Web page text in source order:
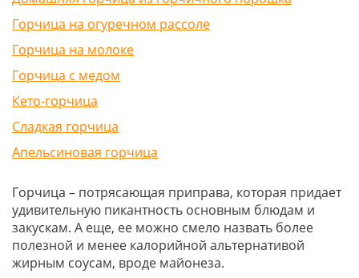
Горчица на огуречном рассоле
Горчица на молоке
Горчица с медом
Кето-горчица
Сладкая горчица
Апельсиновая горчица
Горчица – потрясающая приправа, которая придает
удивительную пикантность основным блюдам и
закускам. А еще, ее можно смело назвать более
полезной и менее калорийной альтернативой
жирным соусам, вроде майонеза.